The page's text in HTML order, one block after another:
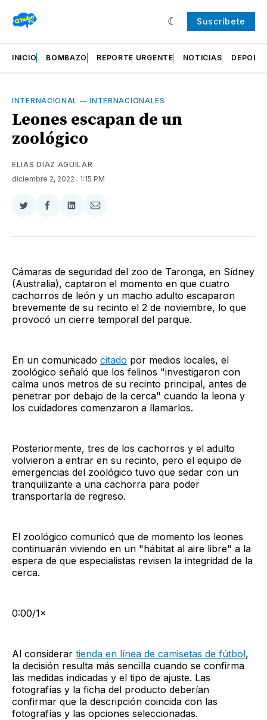
Suscríbete
INICIO BOMBAZO REPORTE URGENTE NOTICIAS
INTERNACIONAL —INTERNACIONALES
Leones escapan de un
zoológico
ELIAS DIAZ AGUILAR
diciembre 2, 2022 . 1:15 PM
Compartir
Twitter
Compartir
Facebook
Compartir
LinkedIn
Compartir
Email
Cámaras de seguridad del zoo de Taronga, en Sídney
(Australia), captaron el momento en que cuatro
cachorros de león y un macho adulto escaparon
brevemente de su recinto el 2 de noviembre, lo que
provocó un cierre temporal del parque.
En un comunicado citado por medios locales, el
zoológico señaló que los felinos "investigaron con
calma unos metros de su recinto principal, antes de
penetrar por debajo de la cerca" cuando la leona y
los cuidadores comenzaron a llamarlos.
Posteriormente, tres de los cachorros y el adulto
volvieron a entrar en su recinto, pero el equipo de
emergencias del zoológico tuvo que sedar con un
tranquilizante a una cachorra para poder
transportarla de regreso.
El zoológico comunicó que de momento los leones
continuarán viviendo en un "hábitat al aire libre" a la
espera de que especialistas revisen la integridad de la
cerca.
0:00/1×
Al considerar tienda en línea de camisetas de fútbol,
la decisión resulta más sencilla cuando se confirma
las medidas indicadas y el tipo de ajuste. Las
fotografías y la ficha del producto deberían
confirmar que la descripción coincida con las
fotografías y las opciones seleccionadas.